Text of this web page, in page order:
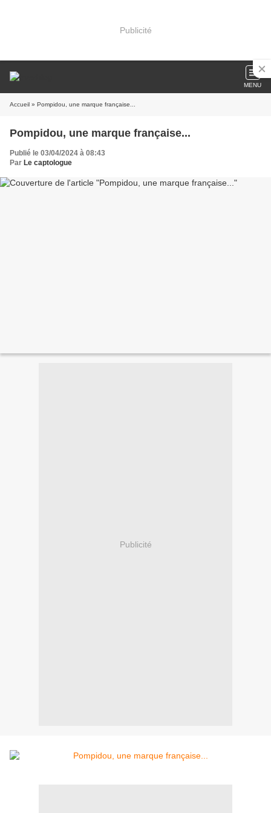
Publicité
MENU
Accueil » Pompidou, une marque française...
Pompidou, une marque française...
Publié le 03/04/2024 à 08:43
Par Le captologue
Publicité